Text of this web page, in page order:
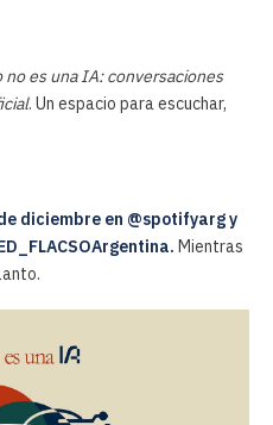
no es una IA: conversaciones
. Un espacio para escuchar,
diciembre en @spotifyarg y
Mientras